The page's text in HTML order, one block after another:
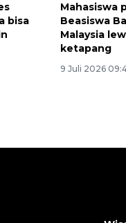
bisa
Mahasiswa
Beasiswa
Malaysia
ketapang
9 Juli 2026